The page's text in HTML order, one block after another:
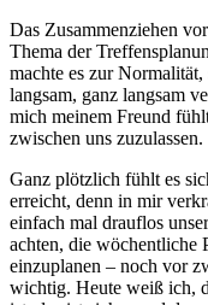
Das Zusammenziehen
Thema der
machte es zur
langsam, ganz langsam
mich meinem Freund
zwischen uns zuzulassen.
Ganz plötzlich fühlt es
erreicht, denn in mir
einfach mal drauflos
achten, die wöchentliche
einzuplanen – noch vor
wichtig. Heute weiß ich,